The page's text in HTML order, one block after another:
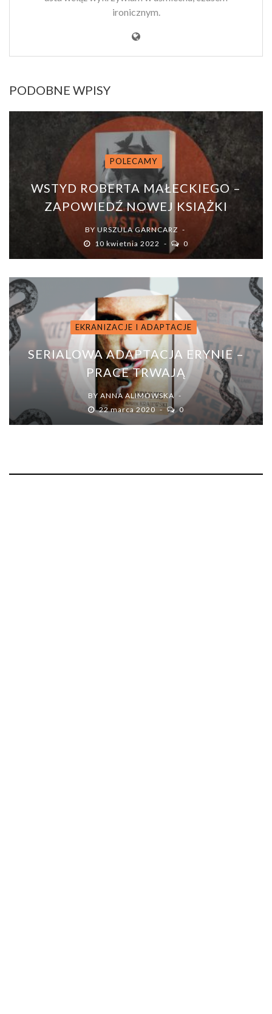
ironicznym.
PODOBNE WPISY
POLECAMY
WSTYD ROBERTA MAŁECKIEGO –
ZAPOWIEDŹ NOWEJ KSIĄŻKI
BY URSZULA GARNCARZ
10 kwietnia 2022
0
EKRANIZACJE I ADAPTACJE
SERIALOWA ADAPTACJA ERYNIE –
PRACE TRWAJĄ
BY ANNA ALIMOWSKA
22 marca 2020
0